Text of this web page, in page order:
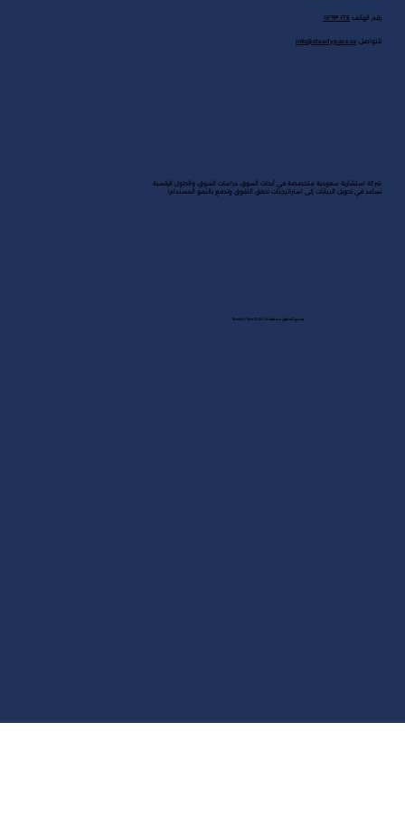
شركة استشارية سعودية متخصصة في أبحاث السوق، دراسات السوق، والحلول الرقمية.
نساعد في تحويل البيانات إلى استراتيجيات تحقق التفوق وتدفع بالنمو المستدام!
رقم الهاتف: ٠١١٢٩٣٠٢٢٤
للتواصل: info@steadypace.sa
جميع الحقوق محفوظة لـ Steady Pace 2025